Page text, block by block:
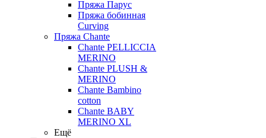
Пряжа Парус
Пряжа бобинная
Curving
Пряжа Chante
Chante PELLICCIA
MERINO
Chante PLUSH &
MERINO
Chante Bambino
cotton
Chante BABY
MERINO XL
Ещё